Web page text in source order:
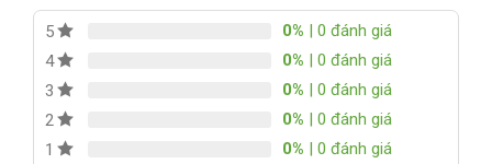
5 0% | 0 đánh giá
4
0% | 0 đánh giá
3
0% | 0 đánh giá
2
0% | 0 đánh giá
1
0% | 0 đánh giá